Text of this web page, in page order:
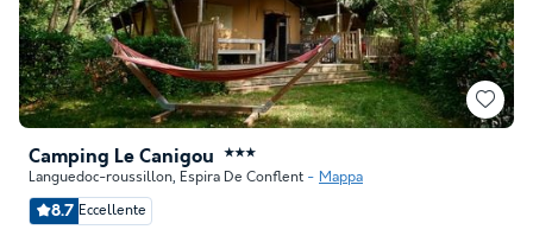
Camping Le Canigou ★★★
Languedoc-roussillon, Espira De Conflent Mappa
8.7 Eccellente